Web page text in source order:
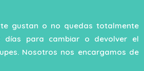
gustan o no quedas totalmente
días para cambiar o devolver el
Nosotros nos encargamos de